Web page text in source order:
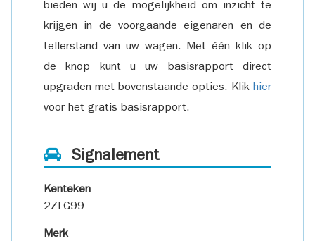
bieden wij u de mogelijkheid om inzicht te
krijgen in de voorgaande eigenaren en de
tellerstand van uw wagen. Met één klik op
de knop kunt u uw basisrapport direct
upgraden met bovenstaande opties. Klik hier
voor het gratis basisrapport.
Signalement
Kenteken
2ZLG99
Merk